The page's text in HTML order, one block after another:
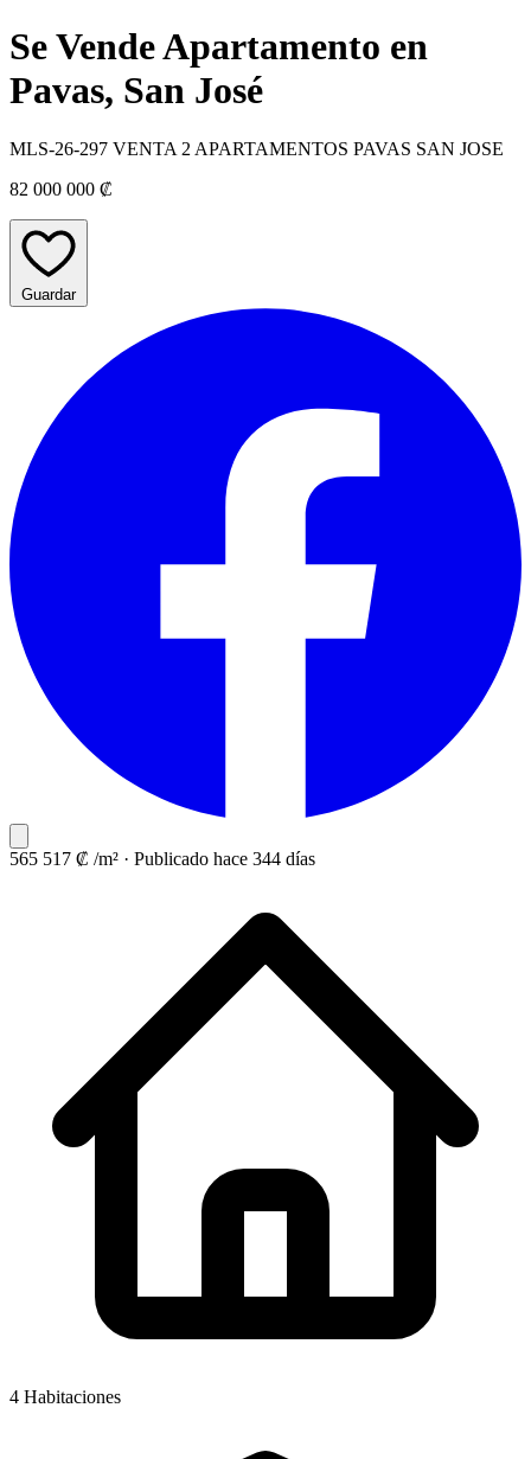
Se Vende Apartamento en
Pavas, San José
MLS-26-297 VENTA 2 APARTAMENTOS PAVAS SAN JOSE
82 000 000 ₡
Guardar
565 517 ₡ /m² · Publicado hace 344 días
4 Habitaciones